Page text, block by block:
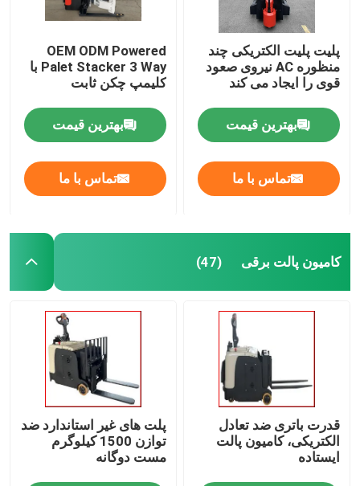
پلیت پلیت الکتریکی چند
منظوره AC نیروی صعود
قوی را ایجاد می کند
بهترین قیمت
تماس با ما
OEM ODM Powered
Palet Stacker 3 Way با
کلیمپ چکن ثابت
بهترین قیمت
تماس با ما
کامیون پالت برقی (47)
قدرت باتری ضد تعادل
الکتریکی، کامیون پالت
ایستاده
پلت های غیر استاندارد ضد
توازن 1500 کیلوگرم
مست دوگانه